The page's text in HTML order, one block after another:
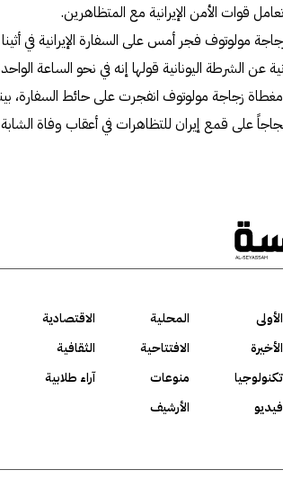
قوات الأمن الإيرانية مع المتظاهرين.
مولوتوف فجر أمس على السفارة الإيرانية في
عن الشرطة اليونانية قولها إنه في نحو الساعة
زجاجة مولوتوف انفجرت على حائط السفارة،
على قمع إيران للتظاهرات في أعقاب وفاة
الأولى المحلية الاقتصادية
الأخيرة الافتتاحية الثقافية
تكنولوجيا منوعات آراء طلابية
فيديو الأرشيف